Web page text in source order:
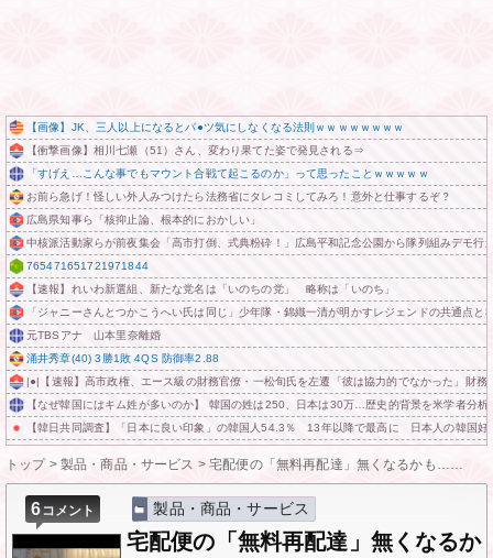
【画像】JK、三人以上になるとパ●ツ気にしなくなる法則ｗｗｗｗｗｗｗｗ
【衝撃画像】相川七瀬（51）さん、変わり果てた姿で発見される⇒
「すげえ…こんな事でもマウント合戦て起こるのか」って思ったことｗｗｗｗｗ
お前ら急げ！怪しい外人みつけたら法務省にタレコミしてみろ！意外と仕事するぞ？
広島県知事ら「核抑止論、根本的におかしい」
中核派活動家らが前夜集会「高市打倒、式典粉砕！」広島平和記念公園から隊列組みデモ行
765471651721971844
【速報】れいわ新選組、新たな党名は「いのちの党」 略称は「いのち」
「ジャニーさんとつかこうへい氏は同じ」少年隊・錦織一清が明かすレジェンドの共通点と
元TBSアナ 山本里奈離婚
涌井秀章(40) 3勝1敗 4QS 防御率2.88
|●|【速報】高市政権、エース級の財務官僚・一松旬氏を左遷「彼は協力的でなかった」財務
【なぜ韓国にはキム姓が多いのか】 韓国の姓は250、日本は30万…歴史的背景を米学者分
【韓日共同調査】「日本に良い印象」の韓国人54.3％ 13年以降で最高に 日本人の韓国好
トップ> 製品・商品・サービス >宅配便の「無料再配達」無くなるかも……
6コメント 製品・商品・サービス
宅配便の「無料再配達」無くなるか